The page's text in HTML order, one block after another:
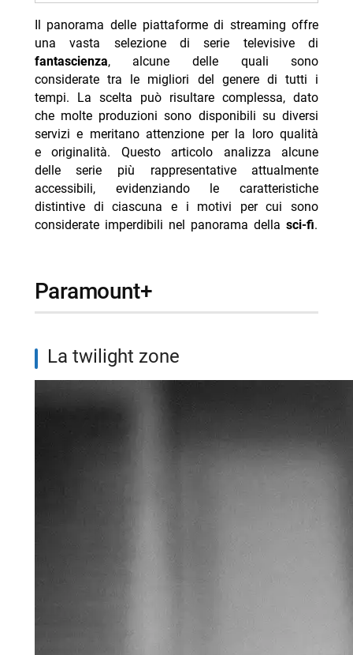
Il panorama delle piattaforme di streaming offre
una vasta selezione di serie televisive di
fantascienza, alcune delle quali sono
considerate tra le migliori del genere di tutti i
tempi. La scelta può risultare complessa, dato
che molte produzioni sono disponibili su diversi
servizi e meritano attenzione per la loro qualità
e originalità. Questo articolo analizza alcune
delle serie più rappresentative attualmente
accessibili, evidenziando le caratteristiche
distintive di ciascuna e i motivi per cui sono
considerate imperdibili nel panorama della sci-fi.
paramount+
la twilight zone